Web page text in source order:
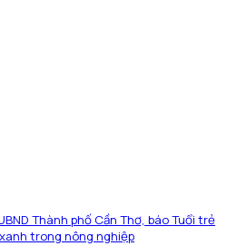
Thành phố Cần Thơ, báo Tuổi trẻ
trong nông nghiệp